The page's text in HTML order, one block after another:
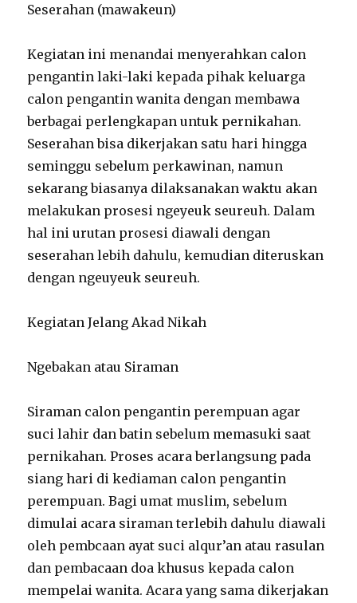
Seserahan (mawakeun)
Kegiatan ini menandai menyerahkan calon
pengantin laki-laki kepada pihak keluarga
calon pengantin wanita dengan membawa
berbagai perlengkapan untuk pernikahan.
Seserahan bisa dikerjakan satu hari hingga
seminggu sebelum perkawinan, namun
sekarang biasanya dilaksanakan waktu akan
melakukan prosesi ngeyeuk seureuh. Dalam
hal ini urutan prosesi diawali dengan
seserahan lebih dahulu, kemudian diteruskan
dengan ngeuyeuk seureuh.
Kegiatan Jelang Akad Nikah
Ngebakan atau Siraman
Siraman calon pengantin perempuan agar
suci lahir dan batin sebelum memasuki saat
pernikahan. Proses acara berlangsung pada
siang hari di kediaman calon pengantin
perempuan. Bagi umat muslim, sebelum
dimulai acara siraman terlebih dahulu diawali
oleh pembcaan ayat suci alqur’an atau rasulan
dan pembacaan doa khusus kepada calon
mempelai wanita. Acara yang sama dikerjakan